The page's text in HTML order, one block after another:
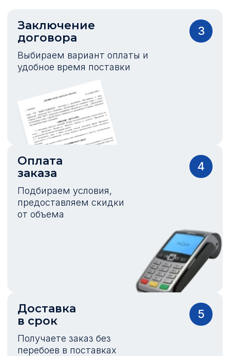
Заключение
договора
Выбираем вариант оплаты и
удобное время поставки
3
Оплата
заказа
Подбираем условия,
предоставляем скидки
от объема
4
Доставка
в срок
Получаете заказ без
перебоев в поставках
5